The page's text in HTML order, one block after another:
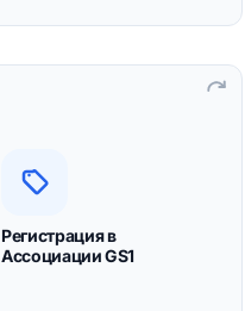
Регистрация в
Ассоциации GS1
получения GTIN при
перевыпуске кодов
маркировки.